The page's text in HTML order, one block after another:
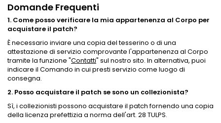
Domande Frequenti
1. Come posso verificare la mia appartenenza al Corpo per
acquistare il patch?
È necessario inviare una copia del tesserino o di una
attestazione di servizio comprovante l'appartenenza al Corpo
tramite la funzione "Contatti" sul nostro sito. In alternativa, puoi
indicare il Comando in cui presti servizio come luogo di
consegna.
2. Posso acquistare il patch se sono un collezionista?
Sì, i collezionisti possono acquistare il patch fornendo una copia
della licenza prefettizia a norma dell'art. 28 TULPS.